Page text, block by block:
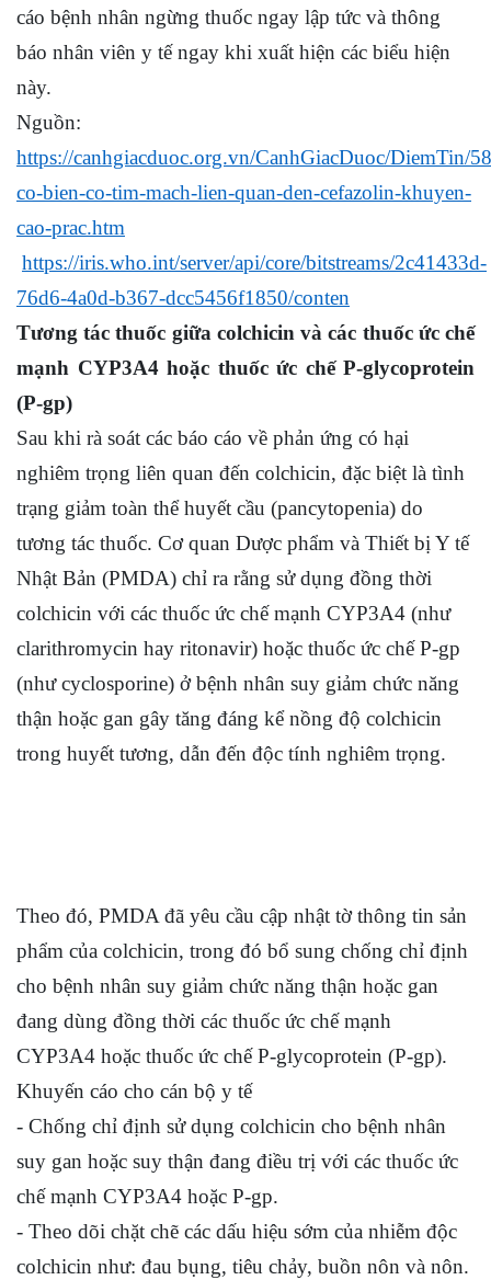
cáo bệnh nhân ngừng thuốc ngay lập tức và thông
báo nhân viên y tế ngay khi xuất hiện các biểu hiện
này.
Nguồn:
https://canhgiacduoc.org.vn/CanhGiacDuoc/DiemTin/
co-bien-co-tim-mach-lien-quan-den-cefazolin-khuyen-
cao-prac.htm
https://iris.who.int/server/api/core/bitstreams/2c41433d-
76d6-4a0d-b367-dcc5456f1850/conten
Tương tác thuốc giữa colchicin và các thuốc ức chế
mạnh CYP3A4 hoặc thuốc ức chế P-glycoprotein
(P-gp)
Sau khi rà soát các báo cáo về phản ứng có hại
nghiêm trọng liên quan đến colchicin, đặc biệt là tình
trạng giảm toàn thể huyết cầu (pancytopenia) do
tương tác thuốc. Cơ quan Dược phẩm và Thiết bị Y tế
Nhật Bản (PMDA) chỉ ra rằng sử dụng đồng thời
colchicin với các thuốc ức chế mạnh CYP3A4 (như
clarithromycin hay ritonavir) hoặc thuốc ức chế P-gp
(như cyclosporine) ở bệnh nhân suy giảm chức năng
thận hoặc gan gây tăng đáng kể nồng độ colchicin
trong huyết tương, dẫn đến độc tính nghiêm trọng.
Theo đó, PMDA đã yêu cầu cập nhật tờ thông tin sản
phẩm của colchicin, trong đó bổ sung chống chỉ định
cho bệnh nhân suy giảm chức năng thận hoặc gan
đang dùng đồng thời các thuốc ức chế mạnh
CYP3A4 hoặc thuốc ức chế P-glycoprotein (P-gp).
Khuyến cáo cho cán bộ y tế
- Chống chỉ định sử dụng colchicin cho bệnh nhân
suy gan hoặc suy thận đang điều trị với các thuốc ức
chế mạnh CYP3A4 hoặc P-gp.
- Theo dõi chặt chẽ các dấu hiệu sớm của nhiễm độc
colchicin như: đau bụng, tiêu chảy, buồn nôn và nôn.